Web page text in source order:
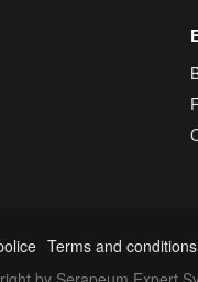
Terms and conditions